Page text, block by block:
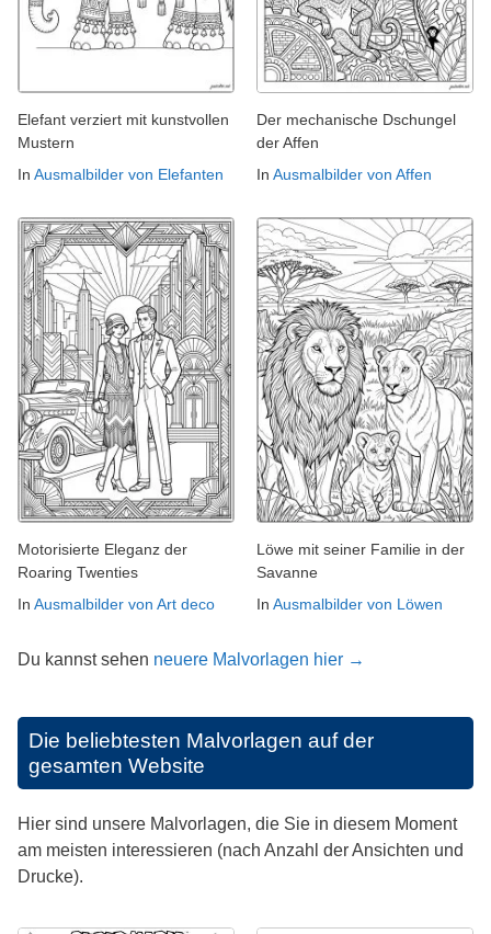
Elefant verziert mit kunstvollen
Mustern
In Ausmalbilder von Elefanten
Der mechanische Dschungel
der Affen
In Ausmalbilder von Affen
Motorisierte Eleganz der
Roaring Twenties
In Ausmalbilder von Art deco
Löwe mit seiner Familie in der
Savanne
In Ausmalbilder von Löwen
Du kannst sehen neuere Malvorlagen hier →
Die beliebtesten Malvorlagen auf der
gesamten Website
Hier sind unsere Malvorlagen, die Sie in diesem Moment
am meisten interessieren (nach Anzahl der Ansichten und
Drucke).